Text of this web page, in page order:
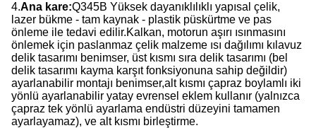
4.Ana kare:Q345B Yüksek dayanıklılıklı yapısal çelik,
lazer bükme - tam kaynak - plastik püskürtme ve pas
önleme ile tedavi edilir.Kalkan, motorun aşırı ısınmasını
önlemek için paslanmaz çelik malzeme ısı dağılımı kılavuz
delik tasarımı benimser, üst kısmı sıra delik tasarımı (bel
delik tasarımı kayma karşıt fonksiyonuna sahip değildir)
ayarlanabilir montajı benimser,alt kısmı çapraz boylamlı iki
yönlü ayarlanabilir yatay evrensel eklem kullanır (yalnızca
çapraz tek yönlü ayarlama endüstri düzeyini tamamen
ayarlayamaz), ve alt kısmı birleştirme.